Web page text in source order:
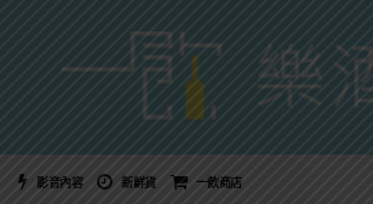
影音內容 新鮮貨 一飲商店